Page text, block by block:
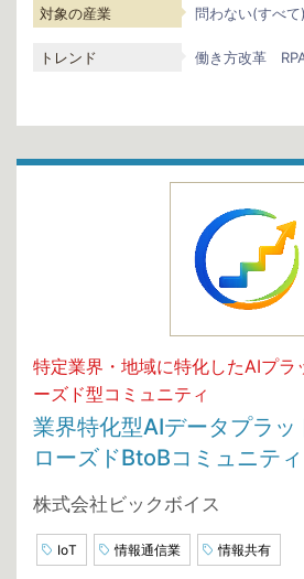
対象の産業 問わない(すべて)
トレンド 働き方改革
特定業界・地域に特化したAIプラ
ーズド型コミュニティ
業界特化型AIデータプラッ
ローズドBtoBコミュニティ
株式会社ビックボイス
IoT 情報通信業 情報共有